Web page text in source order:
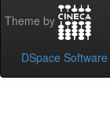
Theme by
DSpace Software